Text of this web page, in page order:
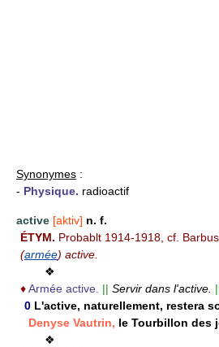
Synonymes :
- Physique. radioactif
active [aktiv] n. f.
ÉTYM. Probablt 1914-1918, cf.
(armée) active.
❖
♦Armée active. || Servir dans l'active.
0 L'active, naturellement, restera
Denyse Vautrin, le Tourbillon des
❖